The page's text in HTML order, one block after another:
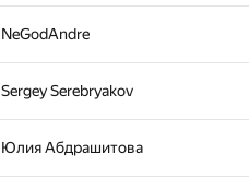
NeGodAndre
Sergey Serebryakov
Юлия Абдрашитова